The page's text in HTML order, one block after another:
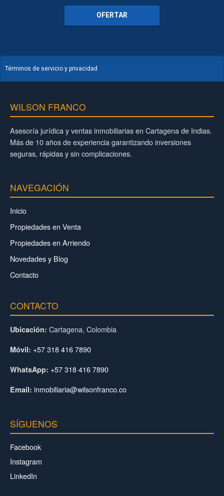
OFERTAR
Términos de servicio y privacidad
WILSON FRANCO
Asesoría jurídica y ventas inmobiliarias en Cartagena de Indias.
Más de 10 años de experiencia garantizando inversiones
seguras, rápidas y sin complicaciones.
NAVEGACIÓN
Inicio
Propiedades en Venta
Propiedades en Arriendo
Novedades y Blog
Contacto
CONTACTO
Ubicación: Cartagena, Colombia
Móvil: +57 318 416 7890
WhatsApp: +57 318 416 7890
Email: inmobiliaria@wilsonfranco.co
SÍGUENOS
Facebook
Instagram
LinkedIn